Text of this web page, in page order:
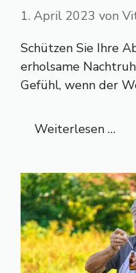
1. April 2023 von
Schützen Sie Ihre
erholsame
Gefühl, wenn der
Weiterlesen …